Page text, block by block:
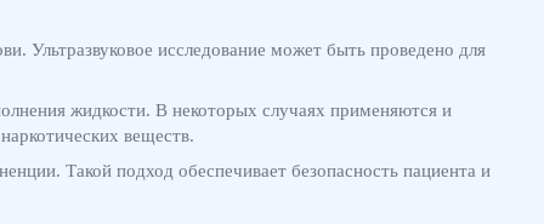
Ультразвуковое исследование может быть проведено для
жидкости. В некоторых случаях применяются и
веществ.
Такой подход обеспечивает безопасность пациента и